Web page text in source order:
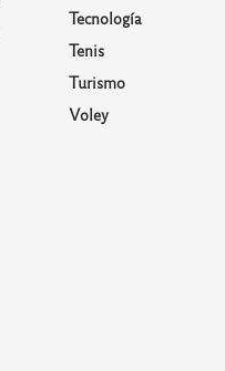
Tecnología
Tenis
Turismo
Voley